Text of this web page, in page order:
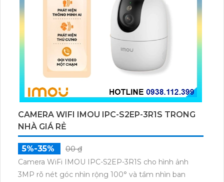
CAMERA WIFI IMOU IPC-S2EP-3R1S TRONG
NHÀ GIÁ RẺ
5%-35%
00 ₫
Camera WiFi IMOU IPC-S2EP-3R1S cho hình ảnh
3MP rõ nét góc nhìn rộng 100° và tầm nhìn ban